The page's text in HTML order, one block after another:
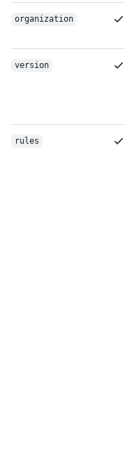
organization
version
rules